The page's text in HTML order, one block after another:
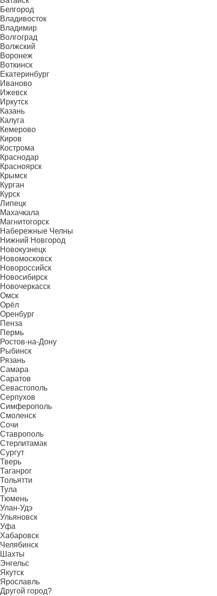
Белгород
Владивосток
Владимир
Волгоград
Волжский
Воронеж
Воткинск
Екатеринбург
Иваново
Ижевск
Иркутск
Казань
Калуга
Кемерово
Киров
Кострома
Краснодар
Красноярск
Крымск
Курган
Курск
Липецк
Махачкала
Магнитогорск
Набережные Челны
Нижний Новгород
Новокузнецк
Новомосковск
Новороссийск
Новосибирск
Новочеркасск
Омск
Орёл
Оренбург
Пенза
Пермь
Ростов-на-Дону
Рыбинск
Рязань
Самара
Саратов
Севастополь
Серпухов
Симферополь
Смоленск
Сочи
Ставрополь
Стерлитамак
Сургут
Тверь
Таганрог
Тольятти
Тула
Тюмень
Улан-Удэ
Ульяновск
Уфа
Хабаровск
Челябинск
Шахты
Энгельс
Якутск
Ярославль
Другой город?